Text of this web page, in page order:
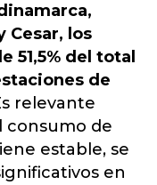
Cesar, los
51,5% del total
de
relevante
consumo de
estable, se
en